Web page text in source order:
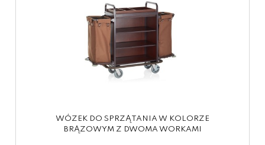
WÓZEK DO SPRZĄTANIA W KOLORZE
BRĄZOWYM Z DWOMA WORKAMI